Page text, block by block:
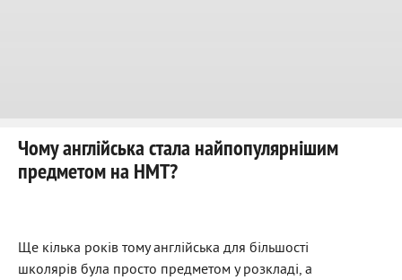
Чому англійська стала найпопулярнішим
предметом на НМТ?
Ще кілька років тому англійська для більшості
школярів була просто предметом у розкладі, а